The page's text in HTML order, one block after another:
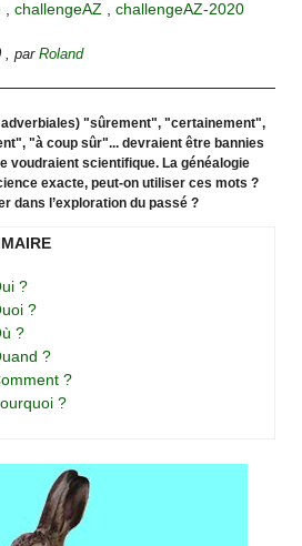
,challengeAZ ,challengeAZ-2020
,parRoland
adverbiales) "sûrement", "certainement",
"à coup sûr"... devraient être bannies
voudraient scientifique. La généalogie
exacte, peut-on utiliser ces mots ?
dans l’exploration du passé ?
?
?
?
?
?
?